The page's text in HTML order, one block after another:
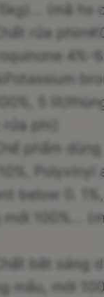
(mã
rửa
4%-
5 lít/
phi)
phẩm
below 0.
100%...
bắt sáng
mẫu, mới